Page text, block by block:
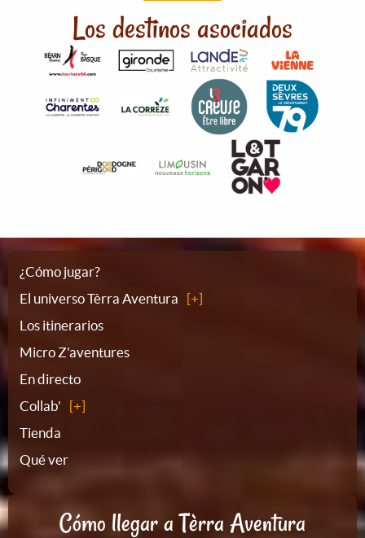
Los destinos asociados
Plano
del
sitio
¿Cómo jugar?
El universo Tèrra Aventura
Los itinerarios
Micro Z'aventures
En directo
Collab'
Tienda
Qué ver
Cómo llegar a Tèrra Aventura